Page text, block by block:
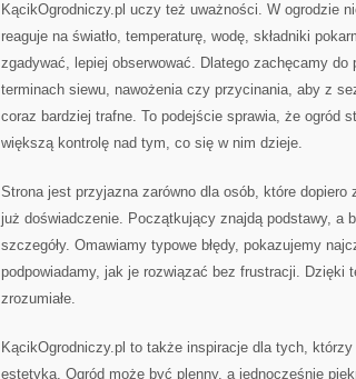
KącikOgrodniczy.pl uczy też uważności. W ogrodzie
reaguje na światło, temperaturę, wodę, składniki
zgadywać, lepiej obserwować. Dlatego zachęcamy do
terminach siewu, nawożenia czy przycinania, aby z
coraz bardziej trafne. To podejście sprawia, że ogród
większą kontrolę nad tym, co się w nim dzieje.
Strona jest przyjazna zarówno dla osób, które
już doświadczenie. Początkujący znajdą podstawy, a
szczegóły. Omawiamy typowe błędy, pokazujemy
podpowiadamy, jak je rozwiązać bez frustracji. Dzięki
zrozumiałe.
KącikOgrodniczy.pl to także inspiracje dla tych,
estetyką. Ogród może być plenny, a jednocześnie